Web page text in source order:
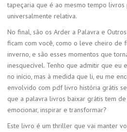
tapeçaria que é ao mesmo tempo
universalmente relativa.
No final, são os Arder a Palavra e
ficam com você, como o leve cheiro de
inverno, e são esses momentos que
inesquecível. Tenho que admitir que eu
no início, mas à medida que li, eu me
envolvido com pdf livro história grátis
que a palavra livros baixar grátis tem
emocionar, inspirar e transformar?
Este livro é um thriller que vai manter